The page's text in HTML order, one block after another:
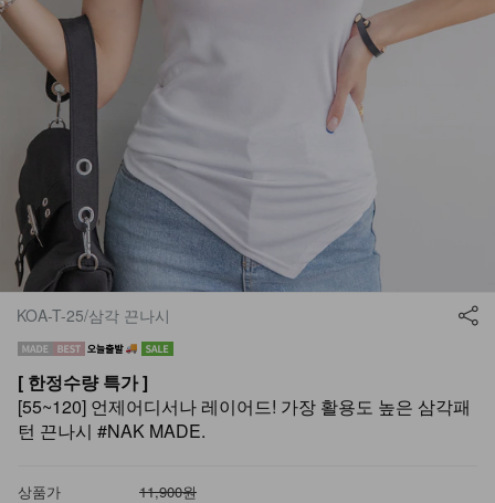
작 여름 잠옷 장마템 기획전 오늘출발
KOA-T-25/삼각 끈나시
[ 한정수량 특가 ]
[55~120] 언제어디서나 레이어드! 가장 활용도 높은 삼각패
턴 끈나시 #NAK MADE.
상품가
11,900원